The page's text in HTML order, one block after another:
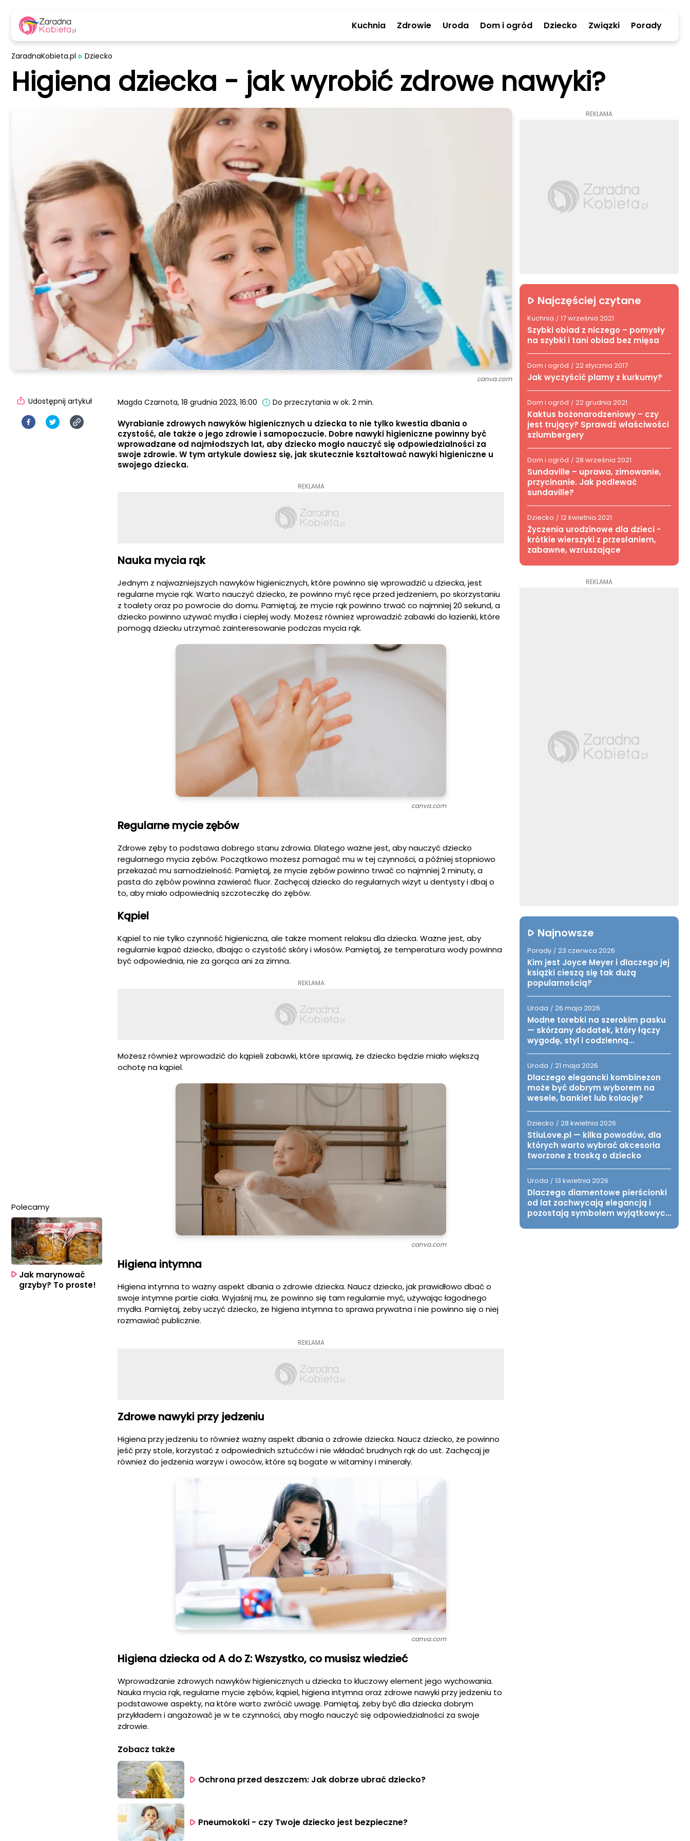
Kuchnia Zdrowie Uroda Dom i ogród Dziecko Związki Porady
canva.com
ZaradnaKobieta.pl Dziecko
Higiena dziecka - jak wyrobić zdrowe nawyki?
Magda Czarnota, 18 grudnia 2023, 16:00 Do przeczytania w ok. 2 min.
Wyrabianie zdrowych nawyków higienicznych u dziecka to nie tylko kwestia dbania o
czystość, ale także o jego zdrowie i samopoczucie. Dobre nawyki higieniczne powinny być
wprowadzane od najmłodszych lat, aby dziecko mogło nauczyć się odpowiedzialności za
swoje zdrowie. W tym artykule dowiesz się, jak skutecznie kształtować nawyki higieniczne u
swojego dziecka.
REKLAMA
Nauka mycia rąk
Jednym z najważniejszych nawyków higienicznych, które powinno się wprowadzić u dziecka, jest
regularne mycie rąk. Warto nauczyć dziecko, że powinno myć ręce przed jedzeniem, po skorzystaniu
z toalety oraz po powrocie do domu. Pamiętaj, że mycie rąk powinno trwać co najmniej 20 sekund, a
dziecko powinno używać mydła i ciepłej wody. Możesz również wprowadzić zabawki do łazienki, które
pomogą dziecku utrzymać zainteresowanie podczas mycia rąk.
canva.com
Regularne mycie zębów
Zdrowe zęby to podstawa dobrego stanu zdrowia. Dlatego ważne jest, aby nauczyć dziecko
regularnego mycia zębów. Początkowo możesz pomagać mu w tej czynności, a później stopniowo
przekazać mu samodzielność. Pamiętaj, że mycie zębów powinno trwać co najmniej 2 minuty, a
pasta do zębów powinna zawierać fluor. Zachęcaj dziecko do regularnych wizyt u dentysty i dbaj o
to, aby miało odpowiednią szczoteczkę do zębów.
Kąpiel
Kąpiel to nie tylko czynność higieniczna, ale także moment relaksu dla dziecka. Ważne jest, aby
regularnie kąpać dziecko, dbając o czystość skóry i włosów. Pamiętaj, że temperatura wody powinna
być odpowiednia, nie za gorąca ani za zimna.
REKLAMA
Możesz również wprowadzić do kąpieli zabawki, które sprawią, że dziecko będzie miało większą
ochotę na kąpiel.
canva.com
Higiena intymna
Higiena intymna to ważny aspekt dbania o zdrowie dziecka. Naucz dziecko, jak prawidłowo dbać o
swoje intymne partie ciała. Wyjaśnij mu, że powinno się tam regularnie myć, używając łagodnego
mydła. Pamiętaj, żeby uczyć dziecko, że higiena intymna to sprawa prywatna i nie powinno się o niej
rozmawiać publicznie.
REKLAMA
Zdrowe nawyki przy jedzeniu
Higiena przy jedzeniu to również ważny aspekt dbania o zdrowie dziecka. Naucz dziecko, że powinno
jeść przy stole, korzystać z odpowiednich sztućców i nie wkładać brudnych rąk do ust. Zachęcaj je
również do jedzenia warzyw i owoców, które są bogate w witaminy i minerały.
canva.com
Higiena dziecka od A do Z: Wszystko, co musisz wiedzieć
Wprowadzanie zdrowych nawyków higienicznych u dziecka to kluczowy element jego wychowania.
Nauka mycia rąk, regularne mycie zębów, kąpiel, higiena intymna oraz zdrowe nawyki przy jedzeniu to
podstawowe aspekty, na które warto zwrócić uwagę. Pamiętaj, żeby być dla dziecka dobrym
przykładem i angażować je w te czynności, aby mogło nauczyć się odpowiedzialności za swoje
zdrowie.
Zobacz także
Ochrona przed deszczem: Jak dobrze ubrać dziecko?
Pneumokoki - czy Twoje dziecko jest bezpieczne?
Udostępnij artykuł
Polecamy
Jak marynować
grzyby? To proste!
REKLAMA
Najczęściej czytane
Kuchnia / 17 września 2021
Szybki obiad z niczego – pomysły
na szybki i tani obiad bez mięsa
Dom i ogród / 22 stycznia 2017
Jak wyczyścić plamy z kurkumy?
Dom i ogród / 22 grudnia 2021
Kaktus bożonarodzeniowy – czy
jest trujący? Sprawdź właściwości
szlumbergery
Dom i ogród / 28 września 2021
Sundaville – uprawa, zimowanie,
przycinanie. Jak podlewać
sundaville?
Dziecko / 12 kwietnia 2021
Życzenia urodzinowe dla dzieci -
krótkie wierszyki z przesłaniem,
zabawne, wzruszające
REKLAMA
Najnowsze
Porady / 23 czerwca 2026
Kim jest Joyce Meyer i dlaczego jej
książki cieszą się tak dużą
popularnością?
Uroda / 26 maja 2026
Modne torebki na szerokim pasku
— skórzany dodatek, który łączy
wygodę, styl i codzienną
Uroda / 21 maja 2026
Dlaczego elegancki kombinezon
może być dobrym wyborem na
wesele, bankiet lub kolację?
Dziecko / 28 kwietnia 2026
StiuLove.pl — kilka powodów, dla
których warto wybrać akcesoria
tworzone z troską o dziecko
Uroda / 13 kwietnia 2026
Dlaczego diamentowe pierścionki
od lat zachwycają elegancją i
pozostają symbolem wyjątkowych